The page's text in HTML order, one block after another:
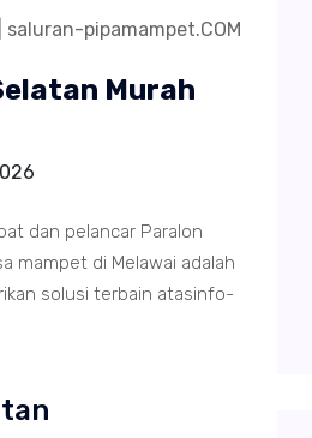
Murah
dan pelancar Paralon
mampet di Melawai adalah
solusi terbain atasinfo-